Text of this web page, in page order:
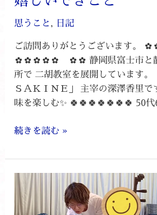
思うこと, 日記
ご訪問ありがとうございます。
✿✿✿✿✿ ✿✿ 静岡県富士市と静
所で 二胡教室を展開しています
ＳＡＫＩＮＥ」 主宰の深澤香里で
味を楽しむ✨ 🍀🍀🍀🍀🍀🍀🍀 50
続きを読む »
チ
ェ
ン